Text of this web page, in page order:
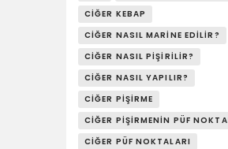
SOSY’LE!
CIĞER KEBAP
CIĞER NASIL MARINE EDILIR?
CIĞER NASIL PIŞIRILIR?
CIĞER NASIL YAPILIR?
CIĞER PIŞIRME
CIĞER PIŞIRMENIN PÜF
CIĞER PÜF NOKTALARI